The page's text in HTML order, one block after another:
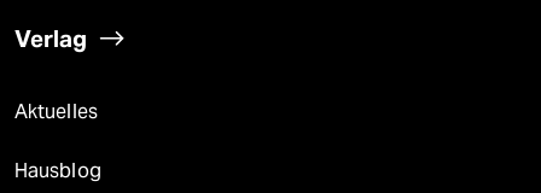
Verlag
Aktuelles
Hausblog